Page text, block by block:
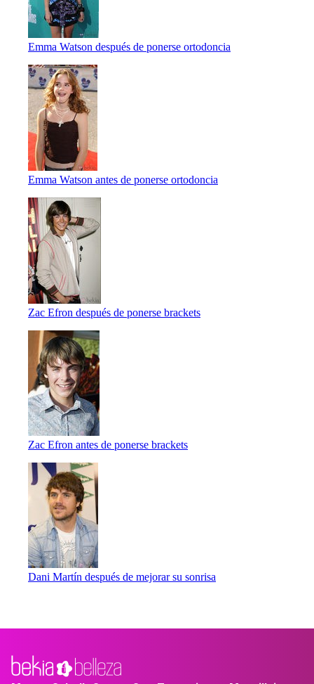
Emma Watson después de ponerse ortodoncia
Emma Watson antes de ponerse ortodoncia
Zac Efron después de ponerse brackets
Zac Efron antes de ponerse brackets
Dani Martín después de mejorar su sonrisa